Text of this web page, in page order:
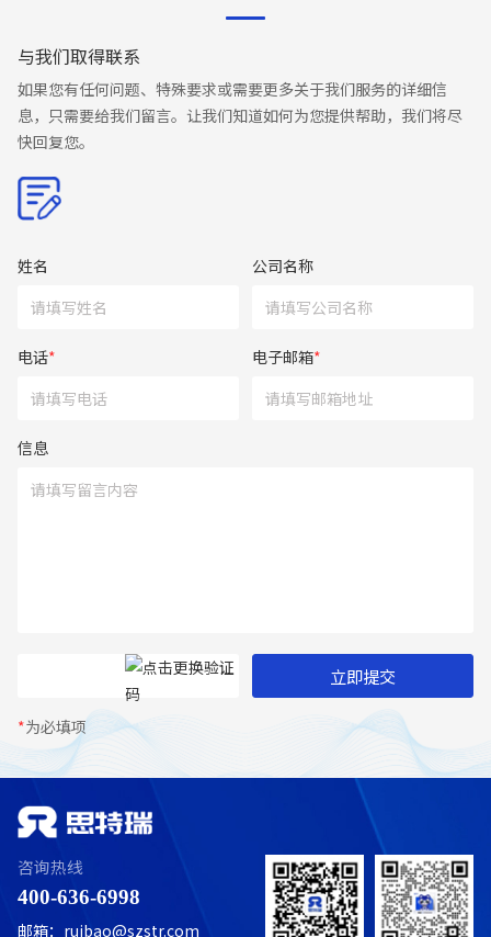
与我们取得联系
如果您有任何问题、特殊要求或需要更多关于我们服务的详细信
息，只需要给我们留言。让我们知道如何为您提供帮助，我们将尽
快回复您。
姓名 公司名称
电话* 电子邮箱*
信息
立即提交
*为必填项
咨询热线
400-636-6998
邮箱：ruibao@szstr.com